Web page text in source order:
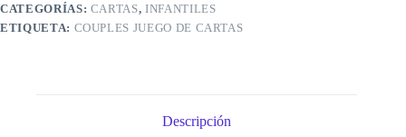
CATEGORÍAS: CARTAS,INFANTILES
ETIQUETA: COUPLES JUEGO DE CARTAS
Descripción